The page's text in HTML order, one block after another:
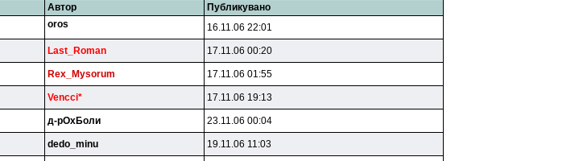
Автор Публикувано
oros 16.11.06 22:01
Last_Roman 17.11.06 00:20
Rex_Mysorum 17.11.06 01:55
Vencci* 17.11.06 19:13
д-pOxБoли 23.11.06 00:04
dedo_minu 19.11.06 11:03